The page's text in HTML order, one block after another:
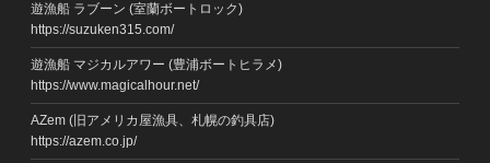
遊漁船 ラブーン (室蘭ボートロック)
https://suzuken315.com/
遊漁船 マジカルアワー (豊浦ボートヒラメ)
https://www.magicalhour.net/
AZem (旧アメリカ屋漁具、札幌の釣具店)
https://azem.co.jp/